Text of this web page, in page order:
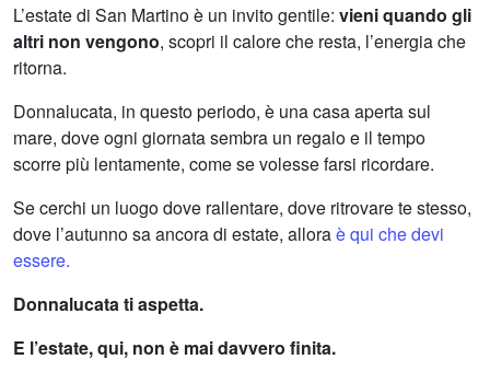
L’estate di San Martino è un invito gentile: vieni quando gli
altri non vengono, scopri il calore che resta, l’energia che
ritorna.
Donnalucata, in questo periodo, è una casa aperta sul
mare, dove ogni giornata sembra un regalo e il tempo
scorre più lentamente, come se volesse farsi ricordare.
Se cerchi un luogo dove rallentare, dove ritrovare te stesso,
dove l’autunno sa ancora di estate, alloraè qui che devi
essere.
Donnalucata ti aspetta.
E l’estate, qui, non è mai davvero finita.